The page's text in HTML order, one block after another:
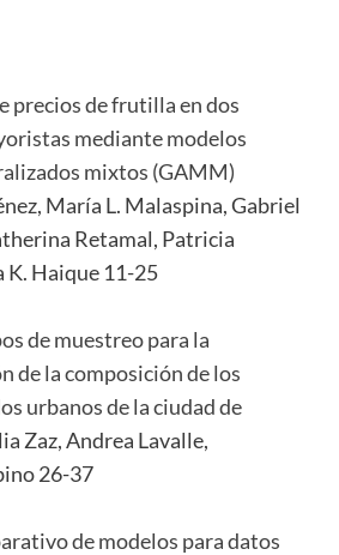
precios de frutilla en dos
mediante modelos
mixtos (GAMM)
María L. Malaspina, Gabriel
Retamal, Patricia
Haique 11-25
de muestreo para la
de la composición de los
urbanos de la ciudad de
Zaz, Andrea Lavalle,
26-37
de modelos para datos